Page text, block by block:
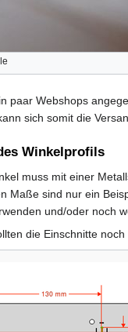
paar Webshops
sich somit die
Winkelprofils
muss mit einer
Maße sind nur ein
und/oder noch
die Einschnitte